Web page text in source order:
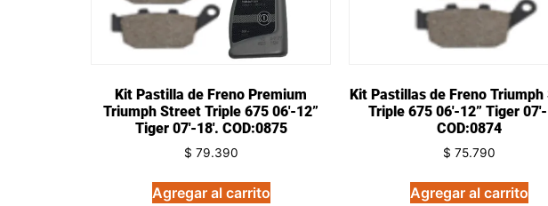
Kit Pastilla de Freno Premium
Triumph Street Triple 675 06′-12”
Tiger 07′-18′. COD:0875
$ 79.390
Agregar al carrito
Kit Pastillas de Freno
Triple 675 06′-12” Tiger 07′-
COD:0874
$ 75.790
Agregar al carrito